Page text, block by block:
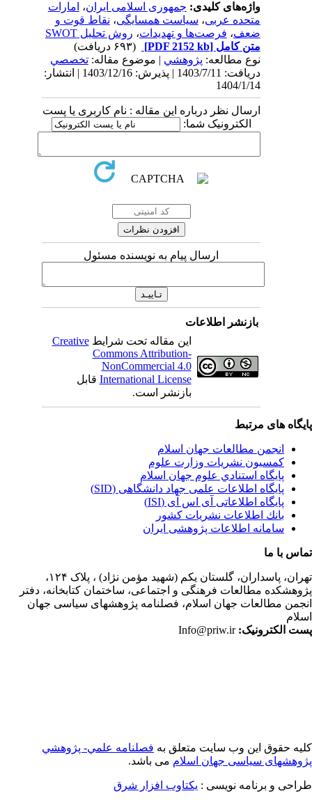
واژه‌های کلیدی:جمهوری اسلامی ایران ،امارات
متحده عربی،سیاست همسایگی،نقاط قوت و
ضعف،فرصت‌ها و تهدیدات،روش تحلیل SWOT
متن کامل[PDF 2152 kb]
نوع مطالعه:پژوهشي| موضوع مقاله:تخصصي
دریافت: 1403/7/11 | پذیرش: 1403/12/16 | انتشار:
1404/1/14
ارسال نظر درباره این مقاله : نام کاربری یا پست
الکترونیک شما:
ارسال پیام به نویسنده مسئول
بازنشر اطلاعات
این مقاله تحت شرایطCreative
Commons Attribution-
NonCommercial 4.0
International Licenseقابل
بازنشر است.
های مرتبط
انجمن مطالعات جهان اسلام
کمسیون نشریات وزارت علوم
پايگاه استنادي علوم جهان اسلام
پایگاه اطلاعات علمی جهاد دانشگاهی (SID)
پایگاه اطلاعاتی آی اس آی (ISI)
بانك اطلاعات نشريات كشور
سامانه اطلاعات پژوهشی ایران
با ما
پاسداران، گلستان یکم (شهید مؤمن نژاد) ، پلاک ۱۲۴،
مطالعات فرهنگی و اجتماعی، ساختمان کتابخانه، دفتر
مطالعات جهان اسلام، فصلنامه پژوهشهای سیاسی جهان
الکترونیک:Info@priw.ir
حقوق این وب سایت متعلق بهفصلنامه علمي- پژوهشي
سیاسی جهان اسلاممی باشد.
و برنامه نویسی : یکتاوب افزار شرق